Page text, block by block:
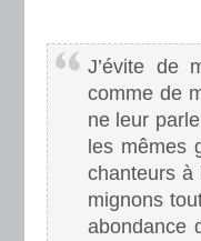
J’évite de
comme de
ne leur
les mêmes
chanteurs
mignons
abondance